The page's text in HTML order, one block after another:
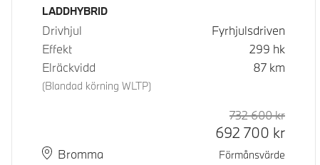
Bränsle
LADDHYBRID
Drivhjul
Fyrhjulsdriven
Effekt
299 hk
Elräckvidd
(Blandad körning WLTP)
87 km
PlatsBromma
Leveranstid
Rek.
732 600kr
692 700 kr
Förmånsvärde